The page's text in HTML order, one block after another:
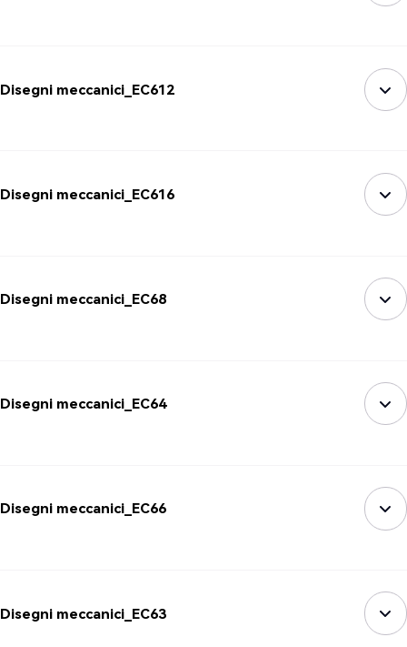
Disegni meccanici_EC612
Disegni meccanici_EC616
Disegni meccanici_EC68
Disegni meccanici_EC64
Disegni meccanici_EC66
Disegni meccanici_EC63